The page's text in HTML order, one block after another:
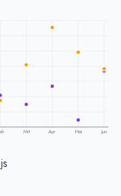
Mrt Apr Mei Jun